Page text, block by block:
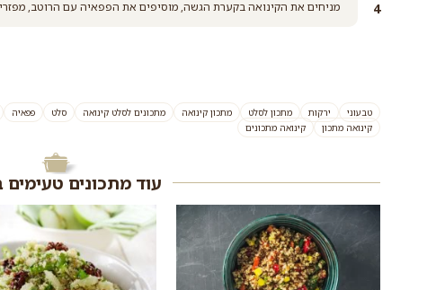
מניחים את הקינואה בקערת הגשה, מוסיפים את הפפאיה עם הרוטב,
טבעוני ירקות מתכון לסלט מתכון קינואה מתכונים לסלט קינואה סלט פפאיה
קינואה מתכון
קינואה מתכונים
עוד מתכונים טעימים